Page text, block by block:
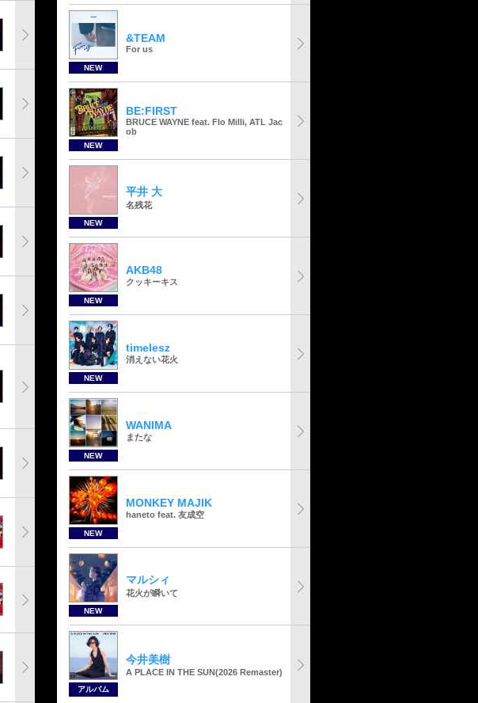
NEW
&TEAM
For us
NEW
BE:FIRST
BRUCE WAYNE feat. Flo Milli, ATL Jac
ob
NEW
平井 大
名残花
NEW
AKB48
クッキーキス
NEW
timelesz
消えない花火
NEW
WANIMA
またな
NEW
MONKEY MAJIK
haneto feat. 友成空
NEW
マルシィ
花火が瞬いて
アルバム
今井美樹
A PLACE IN THE SUN(2026 Remaster)